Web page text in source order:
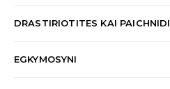
DRASTIRIOTITES KAI PAICHNIDI
EGKYMOSYNI